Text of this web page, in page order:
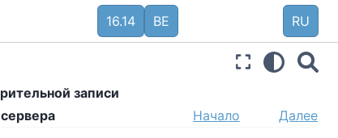
16.14 BE RU
записи
Начало Далее